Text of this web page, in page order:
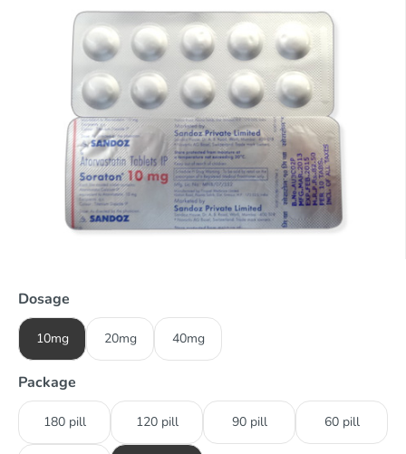
Dosage
10mg 20mg 40mg
Package
180 pill 120 pill 90 pill 60 pill